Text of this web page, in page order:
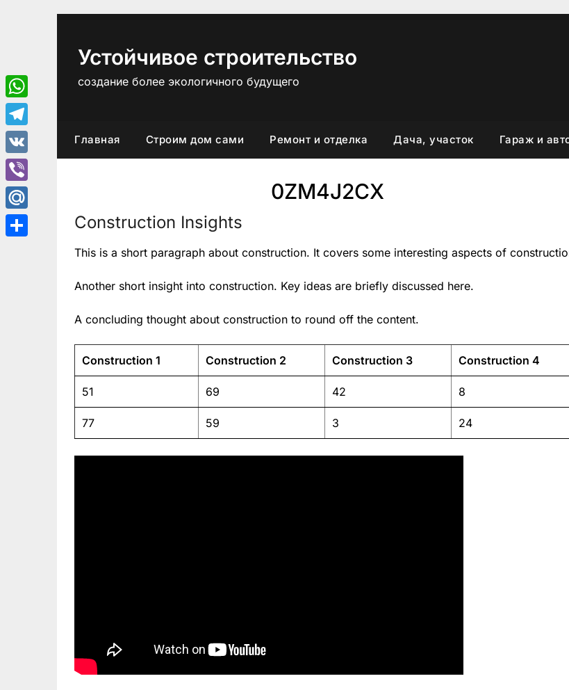
Устойчивое строительство
создание более экологичного будущего
Главная Строим дом сами Ремонт и отделка Дача, участок Гараж и
0ZM4J2CX
Construction Insights
This is a short paragraph about construction. It covers some interesting aspects of
Another short insight into construction. Key ideas are briefly discussed here.
A concluding thought about construction to round off the content.
Construction 1 Construction 2 Construction 3 Construction 4
51 69 42 8
77 59 3 24
WhatsApp
Telegram
VK
Viber
Mail.Ru